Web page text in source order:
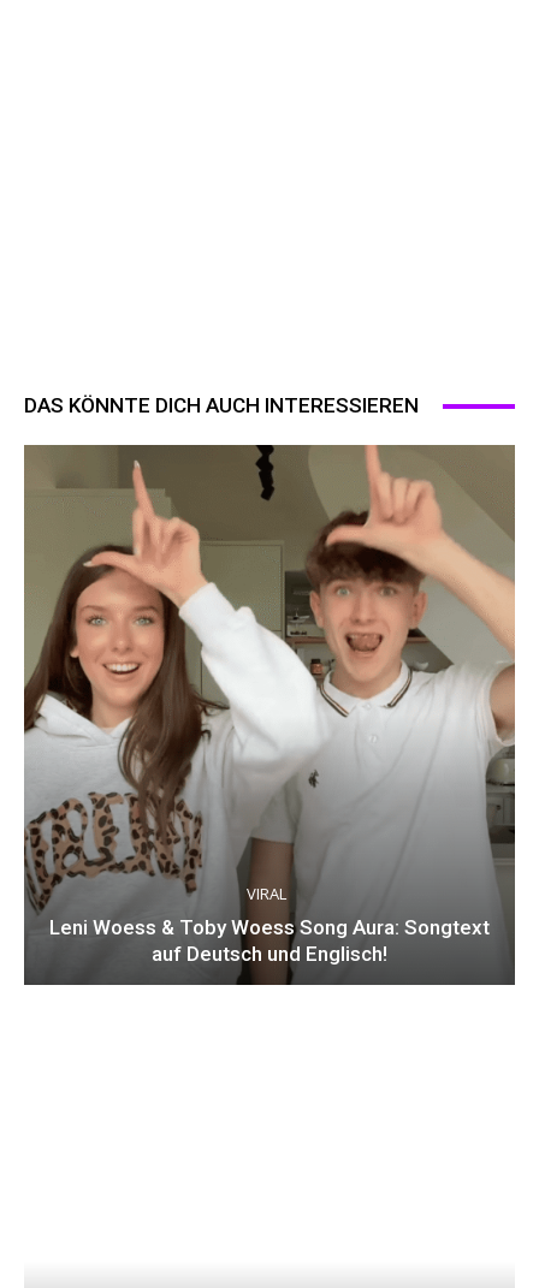
DAS KÖNNTE DICH AUCH INTERESSIEREN
VIRAL
Leni Woess & Toby Woess Song Aura: Songtext
auf Deutsch und Englisch!